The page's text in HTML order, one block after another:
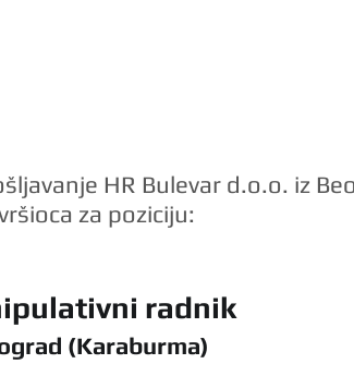
HR Bulevar d.o.o. iz
za poziciju:
radnik
(Karaburma)